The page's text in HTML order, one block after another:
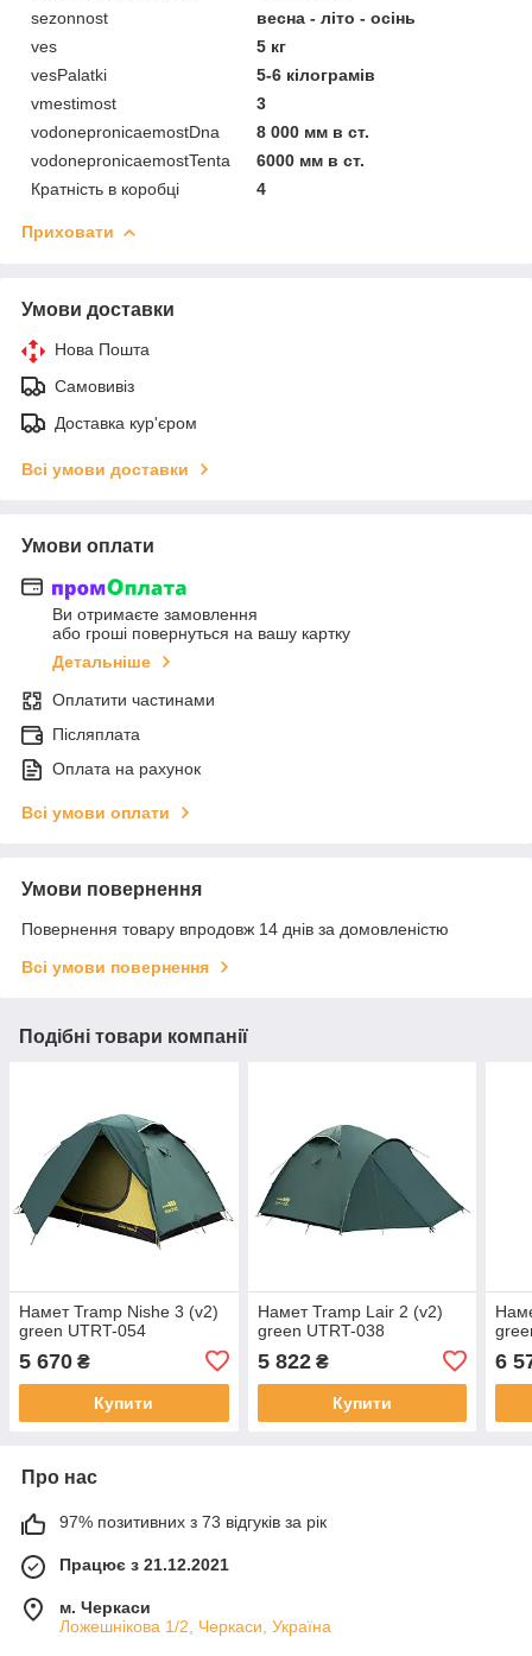
sezonnost
весна - літо - осінь
ves
5 кг
vesPalatki
5-6 кілограмів
vmestimost
3
vodonepronicaemostDna
8 000 мм в ст.
vodonepronicaemostTenta
6000 мм в ст.
Кратність в коробці
4
Приховати
Умови доставки
Нова Пошта
Самовивіз
Доставка кур'єром
Всі умови доставки
Умови оплати
Ви отримаєте замовлення
або гроші повернуться на вашу картку
Детальніше
Оплатити частинами
Післяплата
Оплата на рахунок
Всі умови оплати
Умови повернення
Повернення товару впродовж 14 днів за домовленістю
Всі умови повернення
Подібні товари компанії
Намет Tramp Nishe 3 (v2)
green UTRT-054
5 670 ₴
Купити
Намет Tramp Lair 2 (v2)
green UTRT-038
5 822₴
Купити
6
Про нас
97% позитивних з 73 відгуків за рік
Працює з 21.12.2021
м. Черкаси
Ложешнікова 1/2, Черкаси, Україна